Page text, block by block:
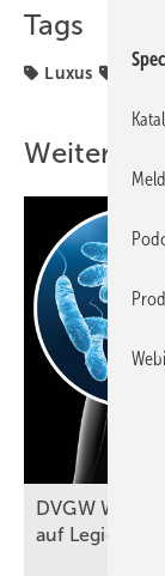
Tags
Luxus
Weitere
DVGW W
auf